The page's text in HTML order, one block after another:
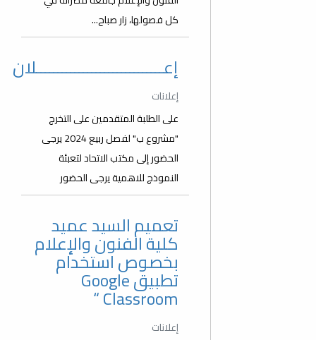
كل فصولها، زار صباح...
إعــــــــــــــــــــــــــــــلان
إعلانات
على الطلبة المتقدمين على التخرج
"مشروع ب" لفصل ربيع 2024 يرجى
الحضور إلى مكتب الاتحاد لتعبئة
النموذج للاهمية يرجى الحضور
تعميم السيد عميد
كلية الفنون والإعلام
بخصوص استخدام
تطبيق Google
Classroom “
إعلانات